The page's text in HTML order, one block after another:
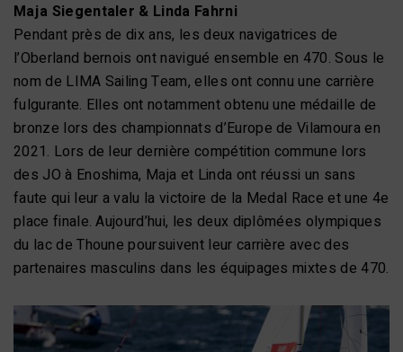
Maja Siegentaler & Linda Fahrni
Pendant près de dix ans, les deux navigatrices de
l’Oberland bernois ont navigué ensemble en 470. Sous le
nom de LIMA Sailing Team, elles ont connu une carrière
fulgurante. Elles ont notamment obtenu une médaille de
bronze lors des championnats d’Europe de Vilamoura en
2021. Lors de leur dernière compétition commune lors
des JO à Enoshima, Maja et Linda ont réussi un sans
faute qui leur a valu la victoire de la Medal Race et une 4e
place finale. Aujourd’hui, les deux diplômées olympiques
du lac de Thoune poursuivent leur carrière avec des
partenaires masculins dans les équipages mixtes de 470.